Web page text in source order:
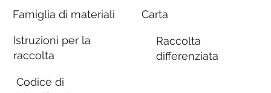
Famiglia di materiali
Istruzioni per la
raccolta
Codice di
Carta
Raccolta
differenziata